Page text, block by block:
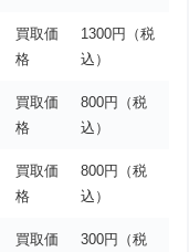
買取価
格
1300円（税
込）
買取価
格
800円（税
込）
買取価
格
800円（税
込）
買取価
300円（税